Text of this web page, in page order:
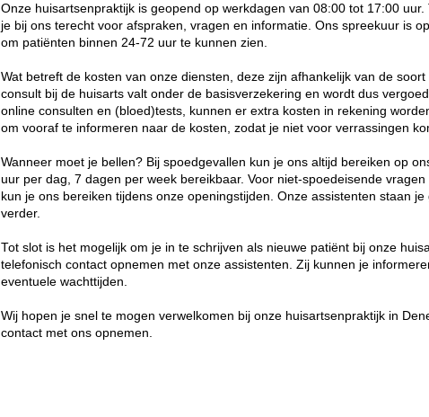
Onze huisartsenpraktijk is geopend op werkdagen van 08:00 tot 17:00
je bij ons terecht voor afspraken, vragen en informatie. Ons spreekuur is
om patiënten binnen 24-72 uur te kunnen zien.
Wat betreft de kosten van onze diensten, deze zijn afhankelijk van de
consult bij de huisarts valt onder de basisverzekering en wordt dus
online consulten en (bloed)tests, kunnen er extra kosten in rekening
om vooraf te informeren naar de kosten, zodat je niet voor verrassingen
Wanneer moet je bellen? Bij spoedgevallen kun je ons altijd bereiken op
uur per dag, 7 dagen per week bereikbaar. Voor niet-spoedeisende
kun je ons bereiken tijdens onze openingstijden. Onze assistenten staan
verder.
Tot slot is het mogelijk om je in te schrijven als nieuwe patiënt bij onze
telefonisch contact opnemen met onze assistenten. Zij kunnen je
eventuele wachttijden.
Wij hopen je snel te mogen verwelkomen bij onze huisartsenpraktijk in
contact met ons opnemen.